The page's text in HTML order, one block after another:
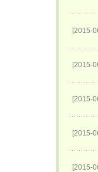
[2015-
[2015-
[2015-
[2015-
[2015-